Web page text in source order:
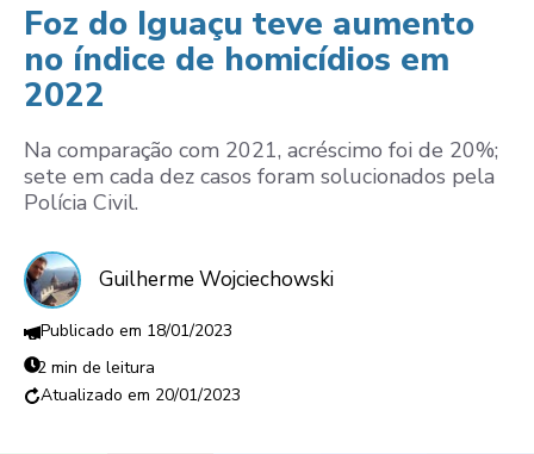
Foz do Iguaçu teve aumento
no índice de homicídios em
2022
Na comparação com 2021, acréscimo foi de 20%;
sete em cada dez casos foram solucionados pela
Polícia Civil.
Guilherme Wojciechowski
18/01/2023
2 min de leitura
20/01/2023